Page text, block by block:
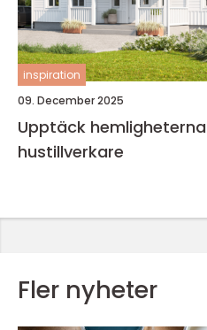
inspiration
09. December 2025
Upptäck
hustillverkare
Fler nyheter